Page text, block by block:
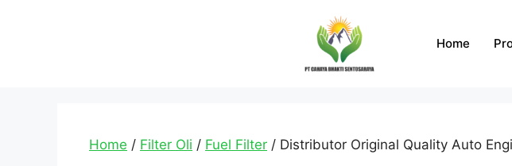
Home
Home / Filter Oli / Fuel Filter / Distributor Original Quality Auto